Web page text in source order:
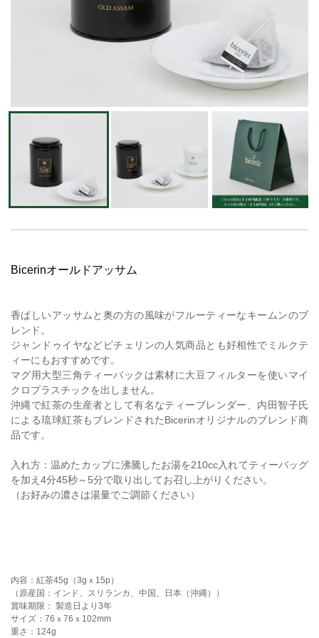
Bicerinオールドアッサム
香ばしいアッサムと奥の方の風味がフルーティーなキームンのブ
レンド。
ジャンドゥイヤなどビチェリンの人気商品とも好相性でミルクテ
ィーにもおすすめです。
マグ用大型三角ティーバックは素材に大豆フィルターを使いマイ
クロプラスチックを出しません。
沖縄で紅茶の生産者として有名なティーブレンダー、内田智子氏
による琉球紅茶もブレンドされたBicerinオリジナルのブレンド商
品です。
入れ方：温めたカップに沸騰したお湯を210cc入れてティーバッグ
を加え4分45秒～5分で取り出してお召し上がりください。
（お好みの濃さは湯量でご調節ください）
内容：紅茶45g（3gｘ15p）
（原産国：インド、スリランカ、中国、日本（沖縄））
賞味期限： 製造日より3年
サイズ：76ｘ76ｘ102mm
重さ：124g